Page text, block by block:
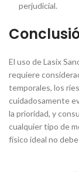
perjudicial.
El uso de Lasix
requiere
temporales, los
cuidadosamente
la prioridad, y
cualquier tipo de
físico ideal no